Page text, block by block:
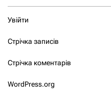
Увійти
Стрічка записів
Стрічка коментарів
WordPress.org